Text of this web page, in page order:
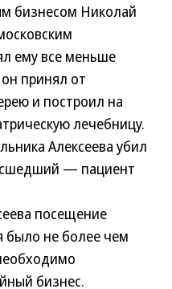
Николай
ему все меньше
принял от
и построил на
лечебницу.
Алексеева убил
— пациент
посещение
было не более чем
бизнес.